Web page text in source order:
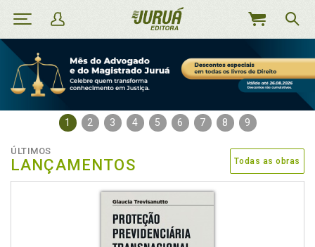
MEU
1 2 3 4 5 6 7 8 9
ÚLTIMOS
LANÇAMENTOS Todas as obras